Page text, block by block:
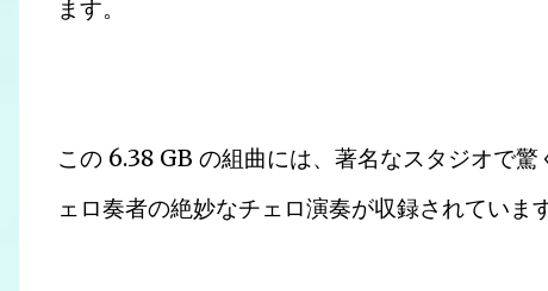
ます。
この 6.38 GB の組曲には、著名なスタジオで
ェロ奏者の絶妙なチェロ演奏が収録されています